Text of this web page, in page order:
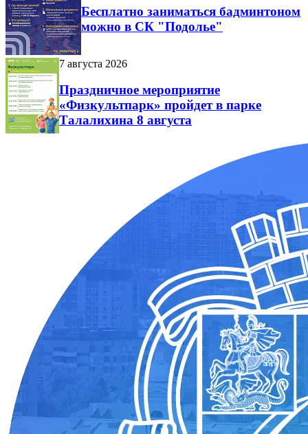
Бесплатно заниматься бадминтоном
можно в СК "Подолье"
7 августа 2026
Праздничное мероприятие
«Физкультпарк» пройдет в парке
Талалихина 8 августа